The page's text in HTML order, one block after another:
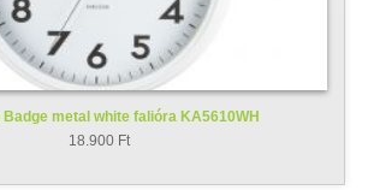
metal white falióra KA5610WH
18.900 Ft